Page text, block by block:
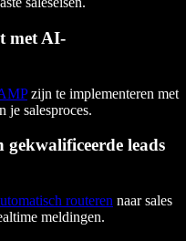
met AI-
zijn te implementeren met
salesproces.
leads
routeren naar sales
meldingen.